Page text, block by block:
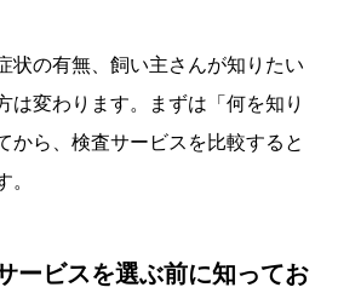
状の有無、飼い主さんが知りたい
は変わります。まずは「何を知り
から、検査サービスを比較すると
。
ービスを選ぶ前に知ってお